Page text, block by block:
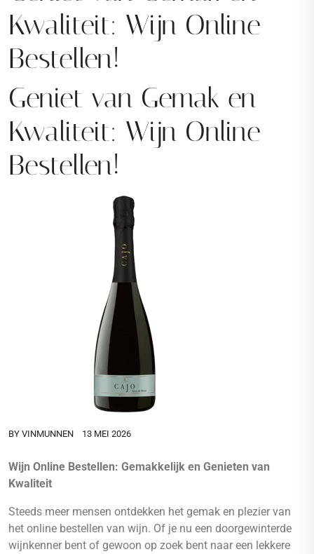
Kwaliteit: Wijn Online
Bestellen!
Geniet van Gemak en
Kwaliteit: Wijn Online
Bestellen!
BY VINMUNNEN 13 MEI 2026
Wijn Online Bestellen: Gemakkelijk en Genieten van
Kwaliteit
Steeds meer mensen ontdekken het gemak en plezier van
het online bestellen van wijn. Of je nu een doorgewinterde
wijnkenner bent of gewoon op zoek bent naar een lekkere